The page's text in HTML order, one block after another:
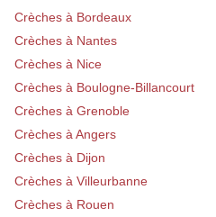
Crèches à Bordeaux
Crèches à Nantes
Crèches à Nice
Crèches à Boulogne-Billancourt
Crèches à Grenoble
Crèches à Angers
Crèches à Dijon
Crèches à Villeurbanne
Crèches à Rouen